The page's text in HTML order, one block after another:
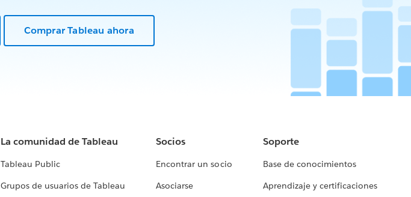
Comprar Tableau ahora
La comunidad de Tableau
Tableau Public
Grupos de usuarios de Tableau
Socios
Encontrar un socio
Asociarse
Soporte
Base de conocimientos
Aprendizaje y certificaciones